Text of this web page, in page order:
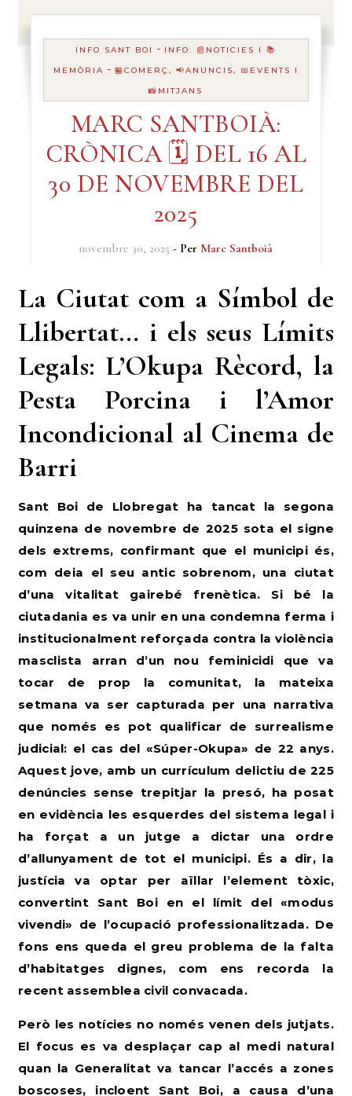
INFO SANT BOI - INFO: 📰NOTICIES I 📚
MEMÒRIA - 🏪COMERÇ, 📢ANUNCIS, 📅EVENTS I
📸MITJANS
MARC SANTBOIÀ:
CRÒNICA 🗓️ DEL 16 AL
30 DE NOVEMBRE DEL
2025
novembre 30, 2025 - Per Marc Santboià
La Ciutat com a Símbol de
Llibertat… i els seus Límits
Legals: L’Okupa Rècord, la
Pesta Porcina i l’Amor
Incondicional al Cinema de
Barri
Sant Boi de Llobregat ha tancat la segona
quinzena de novembre de 2025 sota el signe
dels extrems, confirmant que el municipi és,
com deia el seu antic sobrenom, una ciutat
d’una vitalitat gairebé frenètica. Si bé la
ciutadania es va unir en una condemna ferma i
institucionalment reforçada contra la violència
masclista arran d’un nou feminicidi que va
tocar de prop la comunitat, la mateixa
setmana va ser capturada per una narrativa
que només es pot qualificar de surrealisme
judicial: el cas del «Súper-Okupa» de 22 anys.
Aquest jove, amb un currículum delictiu de 225
denúncies sense trepitjar la presó, ha posat
en evidència les esquerdes del sistema legal i
ha forçat a un jutge a dictar una ordre
d’allunyament de tot el municipi. És a dir, la
justícia va optar per aïllar l’element tòxic,
convertint Sant Boi en el límit del «modus
vivendi» de l’ocupació professionalitzada. De
fons ens queda el greu problema de la falta
d’habitatges dignes, com ens recorda la
recent assemblea civil convacada.
Però les notícies no només venen dels jutjats.
El focus es va desplaçar cap al medi natural
quan la Generalitat va tancar l’accés a zones
boscoses, incloent Sant Boi, a causa d’una